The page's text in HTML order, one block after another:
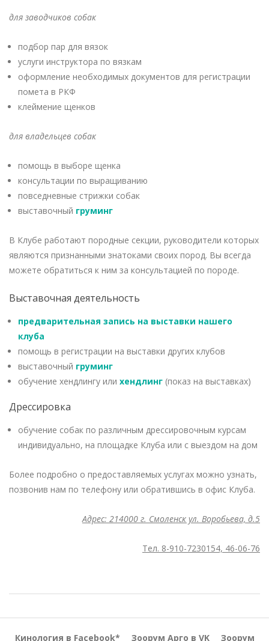
для заводчиков собак
подбор пар для вязок
услуги инструктора по вязкам
оформление необходимых документов для регистрации
помета в РКФ
клеймение щенков
для владельцев собак
помощь в выборе щенка
консультации по выращиванию
повседневные стрижки собак
выставочный груминг
В Клубе работают породные секции, руководители которых
являются признанными знатоками своих пород. Вы всегда
можете обратиться к ним за консультацией по породе.
Выставочная деятельность
предварительная запись на выставки нашего
клуба
помощь в регистрации на выставки других клубов
выставочный груминг
обучение хендлингу или хендлинг (показ на выставках)
Дрессировка
обучение собак по различным дрессировочным курсам
индивидуально, на площадке Клуба или с выездом на дом
Более подробно о предоставляемых услугах можно узнать,
позвонив нам по телефону или обратившись в офис Клуба.
Адрес: 214000 г. Смоленск ул. Воробьева, д.5
Тел. 8-910-7230154, 46-06-76
09-
Кинология в Facebook* Зоорум Арго в VK Зоорум